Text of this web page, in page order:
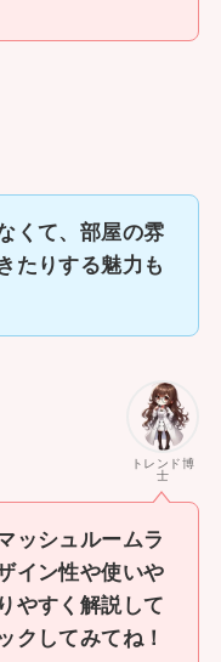
くて、部屋の雰
たりする魅力も
トレンド博
士
ッシュルームラ
イン性や使いや
やすく解説して
クしてみてね！